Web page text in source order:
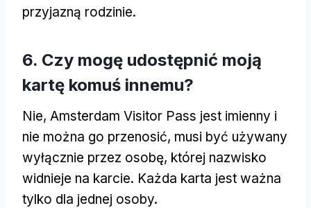
przyjazną rodzinie.
6. Czy mogę udostępnić moją
kartę komuś innemu?
Nie, Amsterdam Visitor Pass jest imienny i
nie można go przenosić, musi być używany
wyłącznie przez osobę, której nazwisko
widnieje na karcie. Każda karta jest ważna
tylko dla jednej osoby.